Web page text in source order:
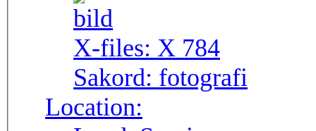
X-files: X 784
Sakord: fotografi
Location: